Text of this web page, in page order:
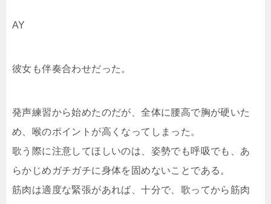
AY
彼女も伴奏合わせだった。
発声練習から始めたのだが、全体に腰高で胸が硬いた
め、喉のポイントが高くなってしまった。
歌う際に注意してほしいのは、姿勢でも呼吸でも、あ
らかじめガチガチに身体を固めないことである。
筋肉は適度な緊張があれば、十分で、歌ってから筋肉